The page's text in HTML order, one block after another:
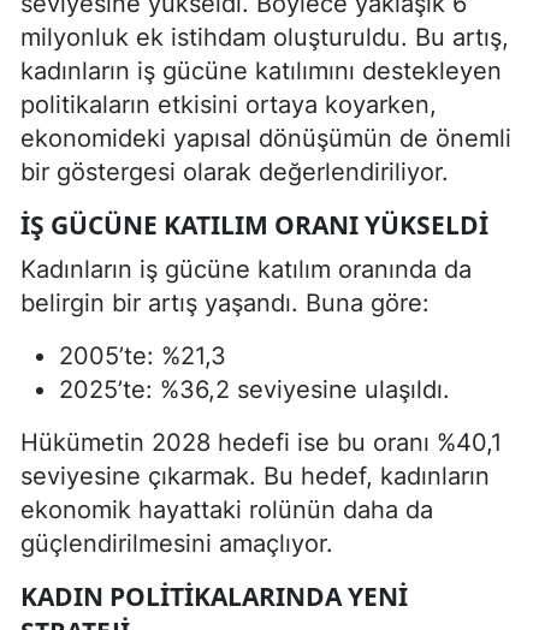
milyonluk ek istihdam oluşturuldu. Bu artış,
kadınların iş gücüne katılımını destekleyen
politikaların etkisini ortaya koyarken,
ekonomideki yapısal dönüşümün de önemli
bir göstergesi olarak değerlendiriliyor.
İŞ GÜCÜNE KATILIM ORANI YÜKSELDI
Kadınların iş gücüne katılım oranında da
belirgin bir artış yaşandı. Buna göre:
2005’te: %21,3
2025’te: %36,2 seviyesine ulaşıldı.
Hükümetin 2028 hedefi ise bu oranı %40,1
seviyesine çıkarmak. Bu hedef, kadınların
ekonomik hayattaki rolünün daha da
güçlendirilmesini amaçlıyor.
KADIN POLITIKALARINDA YENI